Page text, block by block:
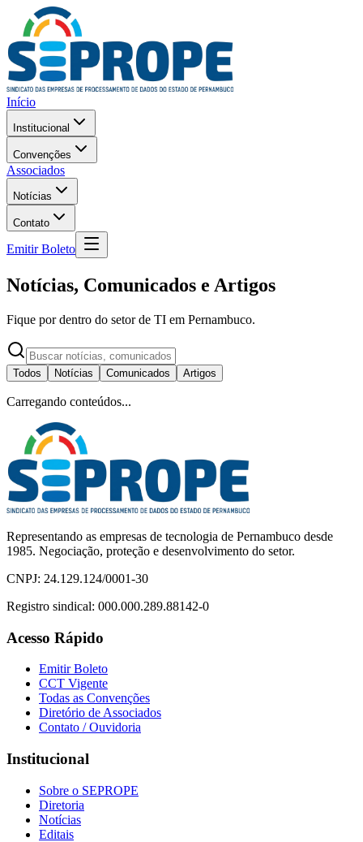
Início
Institucional
Convenções
Associados
Notícias
Contato
Emitir Boleto
Notícias, Comunicados e Artigos
Fique por dentro do setor de TI em Pernambuco.
Todos Notícias Comunicados Artigos
Carregando conteúdos...
Representando as empresas de tecnologia de Pernambuco desde
1985. Negociação, proteção e desenvolvimento do setor.
CNPJ: 24.129.124/0001-30
Registro sindical: 000.000.289.88142-0
Acesso Rápido
Emitir Boleto
CCT Vigente
Todas as Convenções
Diretório de Associados
Contato / Ouvidoria
Institucional
Sobre o SEPROPE
Diretoria
Notícias
Editais